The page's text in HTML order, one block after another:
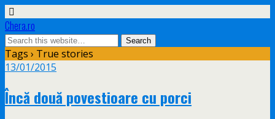
Chera.ro
Tags › True stories
13/01/2015
Încă două povestioare cu porci